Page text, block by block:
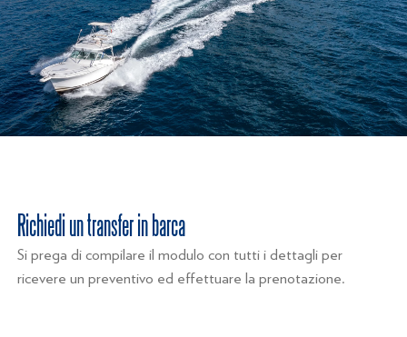
Richiedi un transfer in barca
Si prega di compilare il modulo con tutti i dettagli per
ricevere un preventivo ed effettuare la prenotazione.